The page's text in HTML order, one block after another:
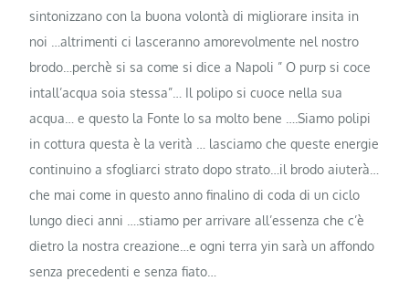
sintonizzano con la buona volontà di migliorare insita in
noi …altrimenti ci lasceranno amorevolmente nel nostro
brodo…perchè si sa come si dice a Napoli ” O purp si coce
intall’acqua soia stessa”… Il polipo si cuoce nella sua
acqua… e questo la Fonte lo sa molto bene ….Siamo polipi
in cottura questa è la verità … lasciamo che queste energie
continuino a sfogliarci strato dopo strato…il brodo aiuterà…
che mai come in questo anno finalino di coda di un ciclo
lungo dieci anni ….stiamo per arrivare all’essenza che c’è
dietro la nostra creazione…e ogni terra yin sarà un affondo
senza precedenti e senza fiato…